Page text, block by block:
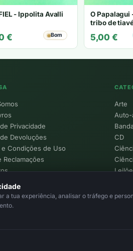
- Ippolita Avalli
€ Bom
O Papalagui
tribo de
5,00 €
Privacidade
Devoluções
e Condições de Uso
Reclamações
Cookies
Arte
Auto-
CD
a tua experiência, analisar o tráfego e